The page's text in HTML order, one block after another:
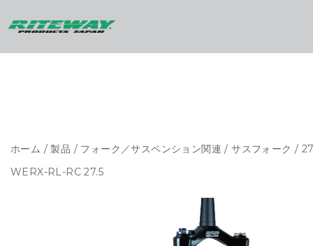
ホーム /製品 / フォーク／サスペンション関連 /サスフォーク /
WERX-RL-RC 27.5